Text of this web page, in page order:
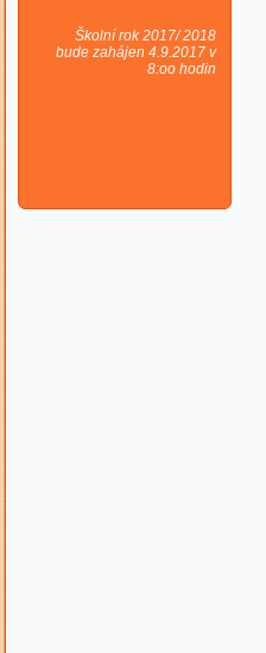
Školní rok 2017/ 2018
bude zahájen 4.9.2017 v
8:oo hodin